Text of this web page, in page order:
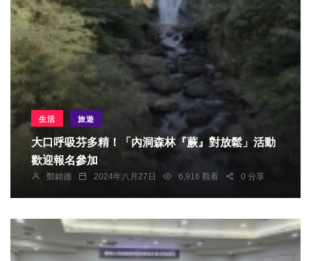
生活 旅遊
大口呼吸芬多精！「內洞森林『蕨』對放鬆」活動
歡迎報名參加
鄭銘德 2024年八月27日 6,916 觀看 0 分享